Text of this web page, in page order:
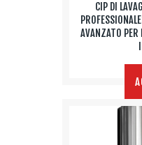
CIP DI
AVANZATO PER